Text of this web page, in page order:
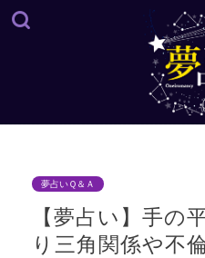
夢占いＱ＆Ａ
【夢占い】手の
り三角関係や不